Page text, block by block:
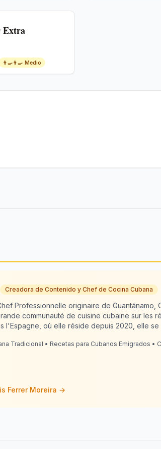
Extra
👨‍🍳👨‍🍳 Medio
Creadora de Contenido y Chef de Cocina Cubana
Professionnelle originaire de Guantánamo,
communauté de cuisine cubaine sur les
l'Espagne, où elle réside depuis 2020, elle
que chaque plat ait le goût "comme le
: où la nostalgie devient la saveur qui nous
Tradicional • Recetas para Cubanos Emigrados •
Ferrer Moreira →